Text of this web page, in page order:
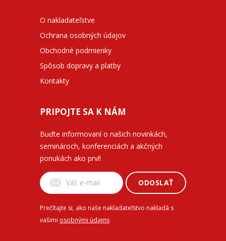
O nakladateľstve
Ochrana osobných údajov
Obchodné podmienky
Spôsob dopravy a platby
Kontakty
PRIPOJTE SA K NÁM
Buďte informovaní o našich novinkách,
seminároch, konferenciách a akčných
ponukách ako prví!
ODOSLAŤ
Prečítajte si, ako naše nakladateľstvo nakladá s
vašimi osobnými údajmi.